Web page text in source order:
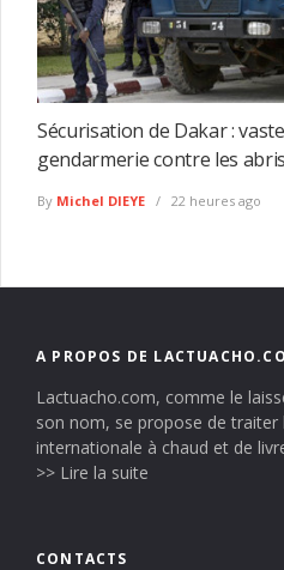
Sécurisation de Dakar :
gendarmerie contre les
By Michel DIEYE 22 heures ago
A PROPOS DE
Lactuacho.com, comme le
son nom, se propose de traiter
internationale à chaud et de
>> Lire la suite
CONTACTS